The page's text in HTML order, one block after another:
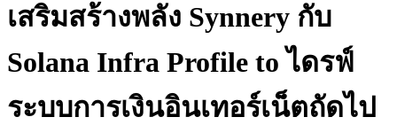
เสริมสร้างพลัง Synnery กับ
Solana Infra Profile to ไดรฟ์
ระบบการเงินอินเทอร์เน็ตถัดไป